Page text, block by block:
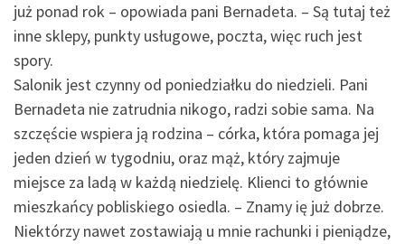
już ponad rok – opowiada pani Bernadeta. – Są tutaj też
inne sklepy, punkty usługowe, poczta, więc ruch jest
spory.
Salonik jest czynny od poniedziałku do niedzieli. Pani
Bernadeta nie zatrudnia nikogo, radzi sobie sama. Na
szczęście wspiera ją rodzina – córka, która pomaga jej
jeden dzień w tygodniu, oraz mąż, który zajmuje
miejsce za ladą w każdą niedzielę. Klienci to głównie
mieszkańcy pobliskiego osiedla. – Znamy ię już dobrze.
Niektórzy nawet zostawiają u mnie rachunki i pieniądze,